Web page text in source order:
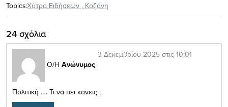
Topics:Xύτρα Ειδήσεων , Κοζάνη
24 σχόλια
Ο/Η Ανώνυμος
3 Δεκεμβρίου 2025 στις 10:01
Πολιτική …. Τι να πει κανεις ;